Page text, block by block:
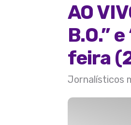
AO
B.O.”
feira
Jornalísticos